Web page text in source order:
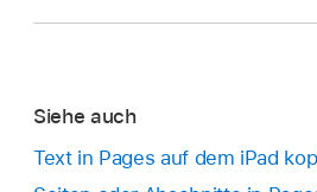
Bildschirm von unten nach
ziehe sie aus dem Dock an
rechten Bildschirmrand
an.
das du kopieren möchtest.
Tippe auf „Kopieren“.
Siehe auch
Text in Pages auf dem iPad